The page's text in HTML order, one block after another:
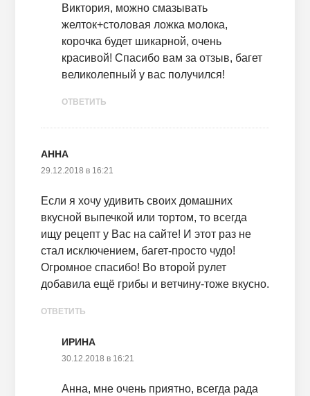
Виктория, можно смазывать
желток+столовая ложка молока,
корочка будет шикарной, очень
красивой! Спасибо вам за отзыв, багет
великолепный у вас получился!
ОТВЕТИТЬ
АННА
29.12.2018 в 16:21
Если я хочу удивить своих домашних
вкусной выпечкой или тортом, то всегда
ищу рецепт у Вас на сайте! И этот раз не
стал исключением, багет-просто чудо!
Огромное спасибо! Во второй рулет
добавила ещё грибы и ветчину-тоже вкусно.
ОТВЕТИТЬ
ИРИНА
30.12.2018 в 16:21
Анна, мне очень приятно, всегда рада